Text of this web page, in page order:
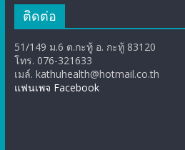
ติดต่อ
51/149 ม.6 ต.กะทู้ อ. กะทู้ 83120
โทร. 076-321633
เมล์. kathuhealth@hotmail.co.th
แฟนเพจ Facebook